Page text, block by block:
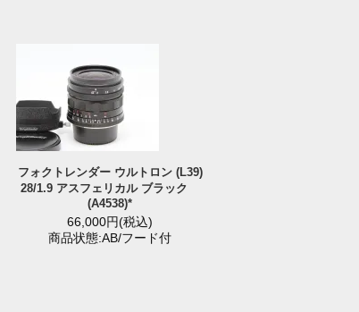
フォクトレンダー ウルトロン (L39)
28/1.9 アスフェリカル ブラック
(A4538)*
66,000円(税込)
商品状態:AB/フード付